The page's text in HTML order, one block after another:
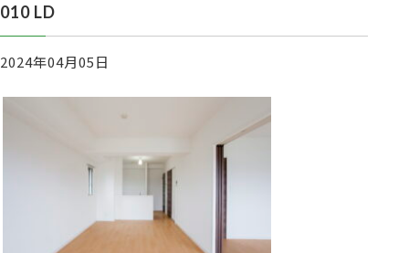
010 LD
2024年04月05日